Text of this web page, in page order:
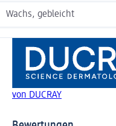
Wachs, gebleicht
von DUCRAY